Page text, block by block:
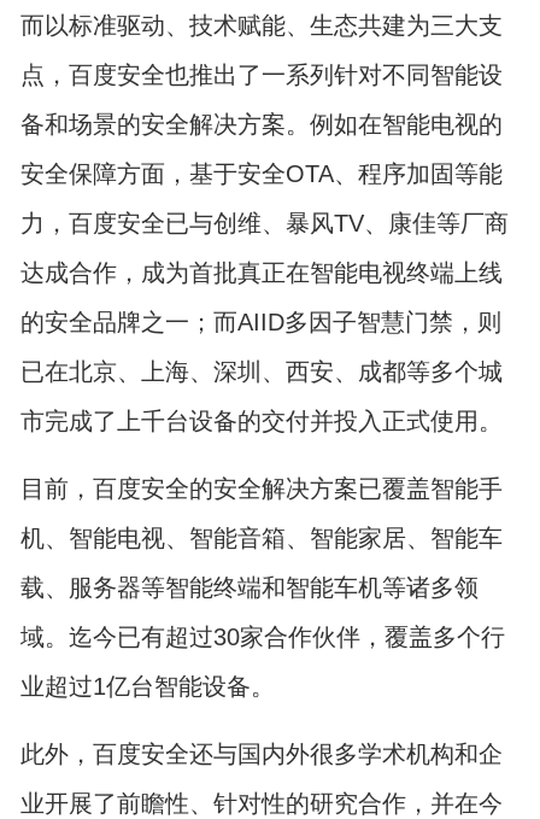
而以标准驱动、技术赋能、生态共建为三大支
点，百度安全也推出了一系列针对不同智能设
备和场景的安全解决方案。例如在智能电视的
安全保障方面，基于安全OTA、程序加固等能
力，百度安全已与创维、暴风TV、康佳等厂商
达成合作，成为首批真正在智能电视终端上线
的安全品牌之一；而AIID多因子智慧门禁，则
已在北京、上海、深圳、西安、成都等多个城
市完成了上千台设备的交付并投入正式使用。
目前，百度安全的安全解决方案已覆盖智能手
机、智能电视、智能音箱、智能家居、智能车
载、服务器等智能终端和智能车机等诸多领
域。迄今已有超过30家合作伙伴，覆盖多个行
业超过1亿台智能设备。
此外，百度安全还与国内外很多学术机构和企
业开展了前瞻性、针对性的研究合作，并在今